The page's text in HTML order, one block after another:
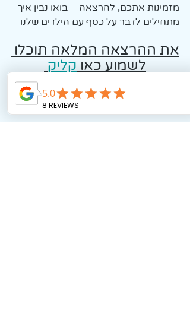
מזמינות אתכם, להרצאה  - בואו נבין איך
מתחילים לדבר על כסף עם הילדים שלנו
את ההרצאה המלאה תוכלו
לשמוע כאו קליק